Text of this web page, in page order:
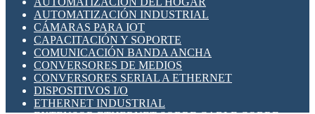
TEMPORIZADORES
VARIACS
VARIADORES DE FRECUENCIA [VDF]
SECCIONADORES - INTERRUPTORES
MAQUINARIA
ILUMINACIÓN LED
INTERRUPTORES REED
INTERFACES DE RELÉ
OTROS RELÉS
PROTECCIÓN TÉRMICA
RELÉS AUTOMOTRICES
RELÉS DE SEÑAL
RELÉS DE ESTADO SÓLIDO SSR
RELÉS INDUSTRIALES
AUTOMATIZACIÓN INDUSTRIAL
CÁMARAS PARA IOT
CAPACITACIÓN Y SOPORTE
COMUNICACIÓN BANDA ANCHA
CONVERSORES DE MEDIOS
CONVERSORES SERIAL A ETHERNET
DISPOSITIVOS I/O
ETHERNET INDUSTRIAL